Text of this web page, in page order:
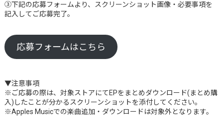
③下記の応募フォームより、スクリーンショット画像・必要事項を
記入してご応募完了。
応募フォームはこちら
▼注意事項
※ご応募の際は、対象ストアにてEPをまとめダウンロード(まとめ購
入)したことが分かるスクリーンショットを添付してください。
※Apples Musicでの楽曲追加・ダウンロードは対象外となります。